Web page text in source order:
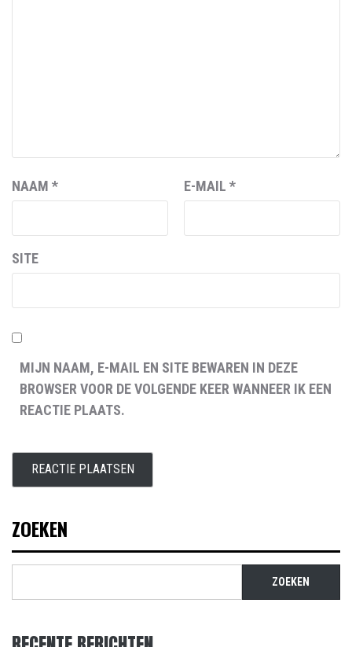
NAAM * E-MAIL *
SITE
MIJN NAAM, E-MAIL EN SITE BEWAREN IN DEZE
BROWSER VOOR DE VOLGENDE KEER WANNEER IK EEN
REACTIE PLAATS.
ZOEKEN
ZOEKEN